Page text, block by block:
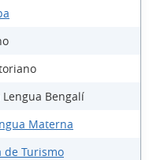
Bengalí
Materna
de Turismo